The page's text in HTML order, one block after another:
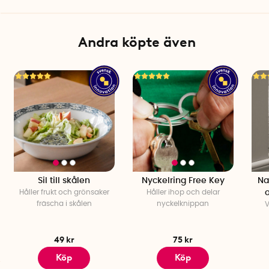
Andra köpte även
Sil till skålen
Håller frukt och grönsaker
fräscha i skålen
49 kr
Köp
Nyckelring Free Key
Håller ihop och delar
nyckelknippan
75 kr
Köp